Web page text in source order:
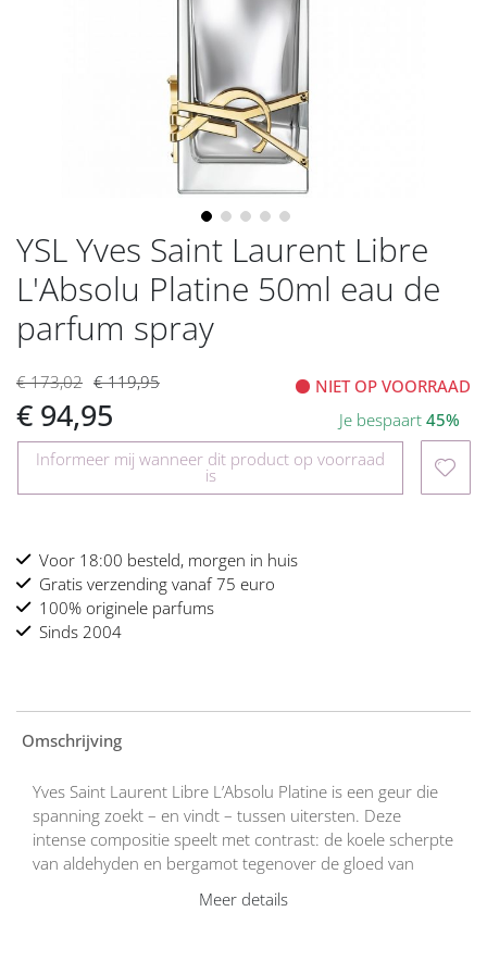
YSL Yves Saint Laurent Libre
L'Absolu Platine 50ml eau de
parfum spray
€ 173,02
€ 94,95
€ 119,95
NIET OP VOORRAAD
Je bespaart 45%
Informeer mij wanneer dit product op voorraad
is
Voor 18:00 besteld, morgen in huis
Gratis verzending vanaf 75 euro
100% originele parfums
Sinds 2004
Omschrijving
Yves Saint Laurent Libre L’Absolu Platine is een geur die
spanning zoekt – en vindt – tussen uitersten. Deze
intense compositie speelt met contrast: de koele scherpte
van aldehyden en bergamot tegenover de gloed van
kenmerkende diva-lavendel een nieuw facet: een wit
Meer details
Ga
naar
het
van
afbeeldingen-
gallerij